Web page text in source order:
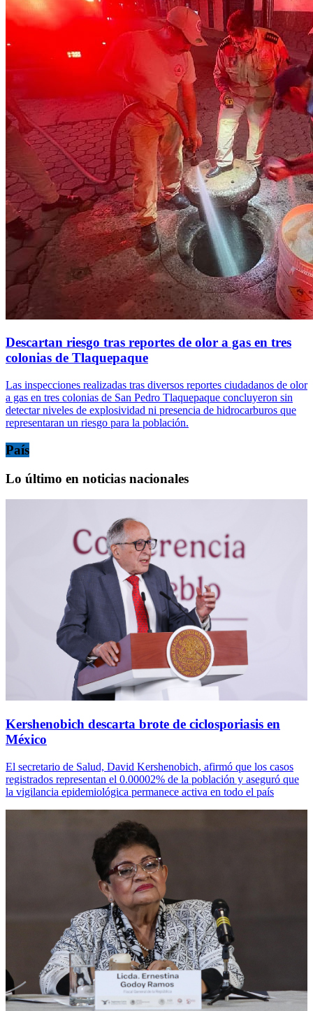
Descartan riesgo tras reportes de olor a gas en tres
colonias de Tlaquepaque
Las inspecciones realizadas tras diversos reportes ciudadanos de olor
a gas en tres colonias de San Pedro Tlaquepaque concluyeron sin
detectar niveles de explosividad ni presencia de hidrocarburos que
representaran un riesgo para la población.
País
Lo último en noticias nacionales
Kershenobich descarta brote de ciclosporiasis en
México
El secretario de Salud, David Kershenobich, afirmó que los casos
registrados representan el 0.00002% de la población y aseguró que
la vigilancia epidemiológica permanece activa en todo el país